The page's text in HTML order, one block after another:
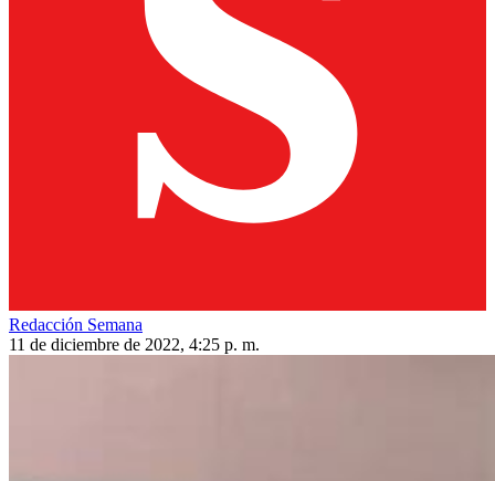
Redacción Semana
11 de diciembre de 2022, 4:25 p. m.